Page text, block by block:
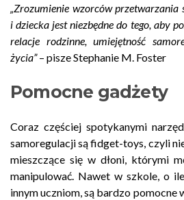
„Zrozumienie wzorców przetwarzania
i dziecka jest niezbędne do tego, aby
relacje rodzinne, umiejętność
życia”– pisze Stephanie M. Foster
Pomocne gadżety
Coraz częściej spotykanymi
samoregulacji są fidget-toys, czyli
mieszczące się w dłoni, którymi
manipulować. Nawet w szkole, o
innym uczniom, są bardzo pomocne